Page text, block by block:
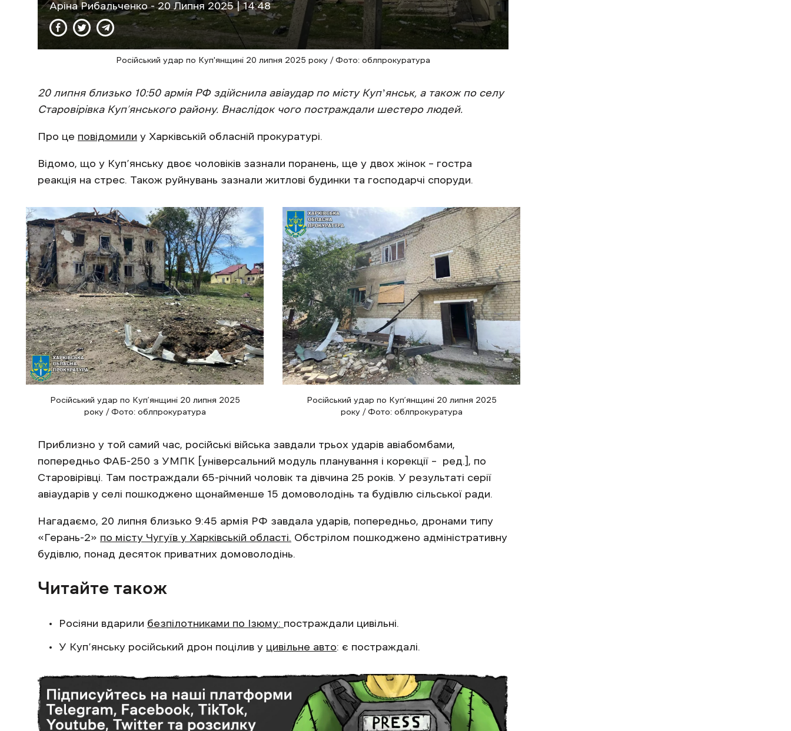
Аріна Рибальченко- 20 Липня 2025 | 14:48
Російський удар по Куп'янщині 20 липня 2025 року / Фото: облпрокуратура
20 липня близько 10:50 армія РФ здійснила авіаудар по місту Купʼянськ, а також по селу
Старовірівка Куп’янського району. Внаслідок чого постраждали шестеро людей.
Про це повідомили у Харківській обласній прокуратурі.
Відомо, що у Куп’янську двоє чоловіків зазнали поранень, ще у двох жінок – гостра
реакція на стрес. Також руйнувань зазнали житлові будинки та господарчі споруди.
Російський удар по Куп’янщині 20 липня 2025
року / Фото: облпрокуратура
Російський удар по Куп’янщині 20 липня 2025
року / Фото: облпрокуратура
Приблизно у той самий час, російські війська завдали трьох ударів авіабомбами,
попередньо ФАБ-250 з УМПК [універсальний модуль планування і корекції – ред.], по
Старовірівці. Там постраждали 65-річний чоловік та дівчина 25 років. У результаті серії
авіаударів у селі пошкоджено щонайменше 15 домоволодінь та будівлю сільської ради.
Нагадаємо, 20 липня близько 9:45 армія РФ завдала ударів, попередньо, дронами типу
«Герань-2» по місту Чугуїв у Харківській області. Обстрілом пошкоджено адміністративну
будівлю, понад десяток приватних домоволодінь.
Читайте також
Росіяни вдарили безпілотниками по Ізюму: постраждали цивільні.
У Куп’янську російський дрон поцілив у цивільне авто: є постраждалі.